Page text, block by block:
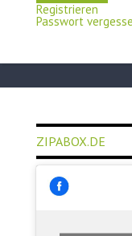
Registrieren
Passwort
ZIPABOX.DE